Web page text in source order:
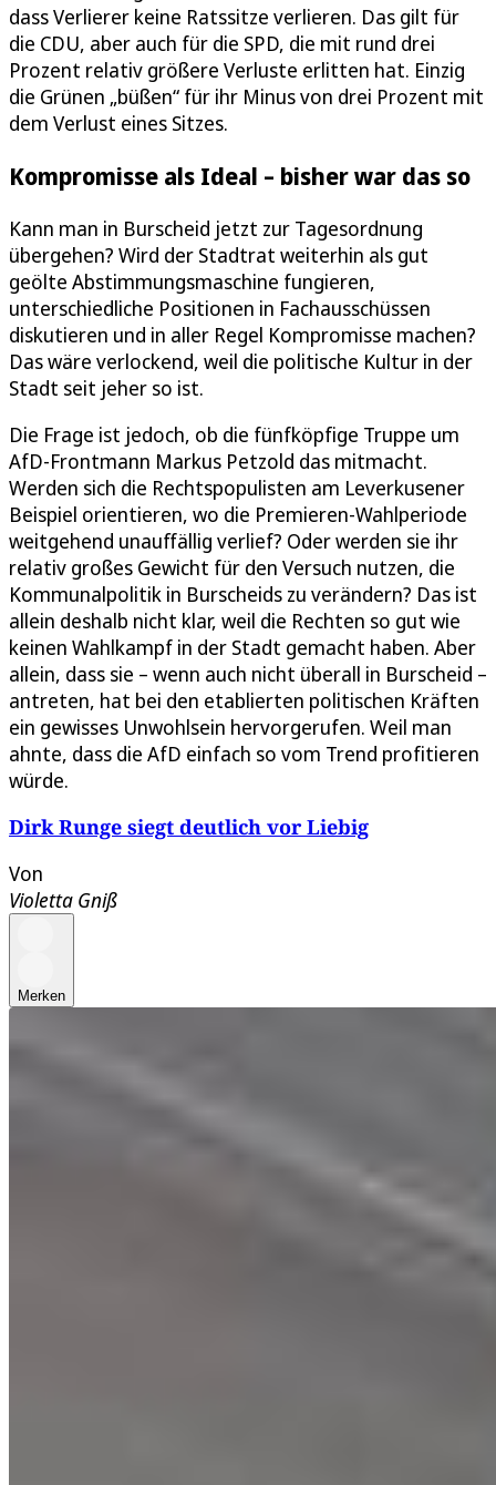
dass Verlierer keine Ratssitze verlieren. Das gilt für
die CDU, aber auch für die SPD, die mit rund drei
Prozent relativ größere Verluste erlitten hat. Einzig
die Grünen „büßen“ für ihr Minus von drei Prozent mit
dem Verlust eines Sitzes.
Kompromisse als Ideal – bisher war das so
Kann man in Burscheid jetzt zur Tagesordnung
übergehen? Wird der Stadtrat weiterhin als gut
geölte Abstimmungsmaschine fungieren,
unterschiedliche Positionen in Fachausschüssen
diskutieren und in aller Regel Kompromisse machen?
Das wäre verlockend, weil die politische Kultur in der
Stadt seit jeher so ist.
Die Frage ist jedoch, ob die fünfköpfige Truppe um
AfD-Frontmann Markus Petzold das mitmacht.
Werden sich die Rechtspopulisten am Leverkusener
Beispiel orientieren, wo die Premieren-Wahlperiode
weitgehend unauffällig verlief? Oder werden sie ihr
relativ großes Gewicht für den Versuch nutzen, die
Kommunalpolitik in Burscheids zu verändern? Das ist
allein deshalb nicht klar, weil die Rechten so gut wie
keinen Wahlkampf in der Stadt gemacht haben. Aber
allein, dass sie – wenn auch nicht überall in Burscheid –
antreten, hat bei den etablierten politischen Kräften
ein gewisses Unwohlsein hervorgerufen. Weil man
ahnte, dass die AfD einfach so vom Trend profitieren
würde.
Dirk Runge siegt deutlich vor Liebig
Von
Violetta Gniß
Merken